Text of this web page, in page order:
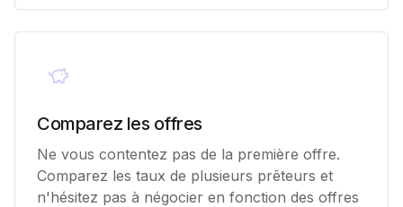
Comparez les offres
Ne vous contentez pas de la première offre.
Comparez les taux de plusieurs prêteurs et
n'hésitez pas à négocier en fonction des offres